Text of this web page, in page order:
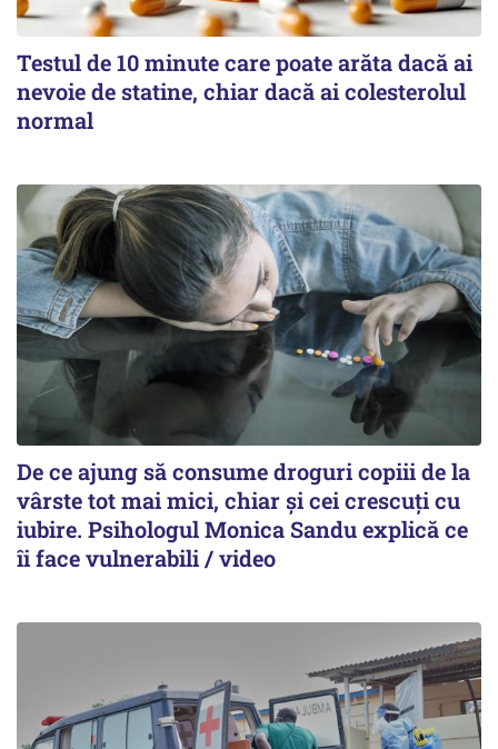
Testul de 10 minute care poate arăta dacă ai
nevoie de statine, chiar dacă ai colesterolul
normal
De ce ajung să consume droguri copiii de la
vârste tot mai mici, chiar și cei crescuți cu
iubire. Psihologul Monica Sandu explică ce
îi face vulnerabili / video